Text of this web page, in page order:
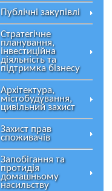
Публічні закупівлі
Стратегічне
планування,
інвестиційна
діяльність та
підтримка бізнесу
Архітектура,
містобудування,
цивільний захист
Захист прав
споживачів
Запобігання та
протидія
домашньому
насильству